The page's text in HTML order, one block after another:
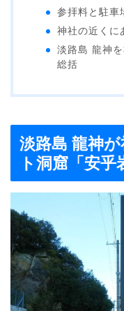
参拝料と駐車
神社の近くに
淡路島 龍神
総括
淡路島 龍神
ト洞窟「安乎